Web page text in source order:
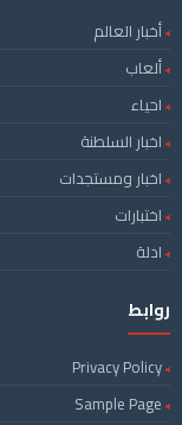
أخبار العالم
ألعاب
احياء
اخبار السلطنة
اخبار ومستجدات
اختبارات
ادلة
روابط
Privacy Policy
Sample Page